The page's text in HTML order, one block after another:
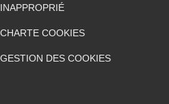
INAPPROPRIÉ
CHARTE COOKIES
GESTION DES COOKIES